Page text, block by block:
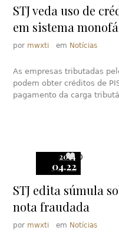
STJ veda uso de
em sistema
por mwxti em Notícias
As empresas tributadas
podem obter créditos de
pagamento da carga
2014
04.22
0
STJ edita súmula
nota fraudada
por mwxti em Notícias